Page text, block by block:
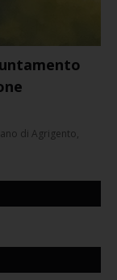
di Agrigento,